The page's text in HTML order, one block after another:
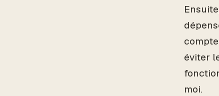
éviter
moi.